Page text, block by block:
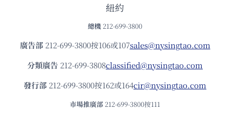
紐約
總機 212-699-3800
廣告部212-699-3800按106或107sales@nysingtao.com
分類廣告 212-699-3808classified@nysingtao.com
發⾏部 212-699-3800按162或164cir@nysingtao.com
市場推廣部 212-699-3800按111